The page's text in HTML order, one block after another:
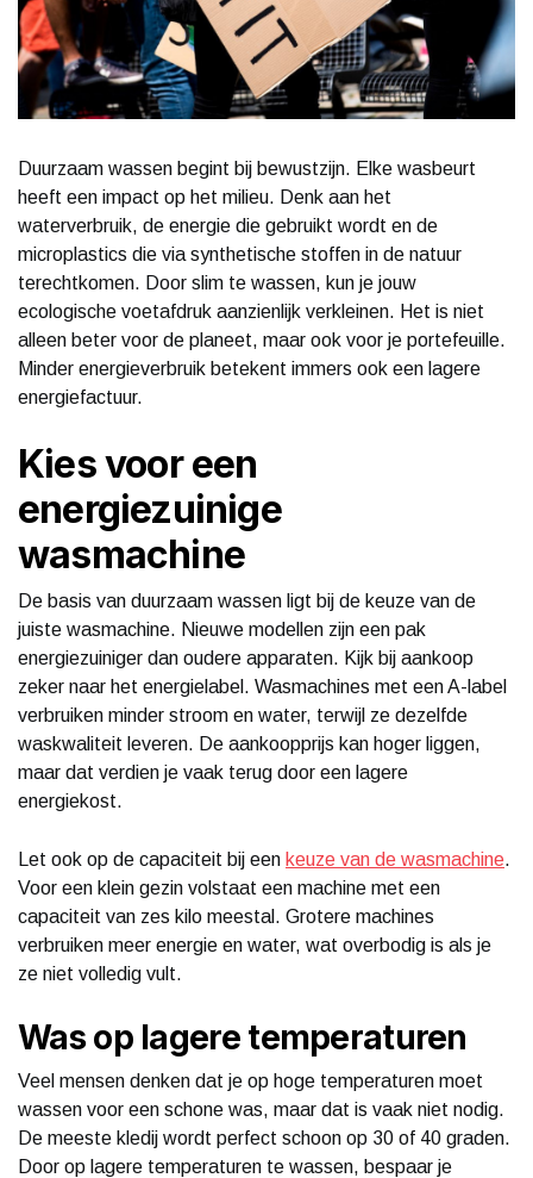
Duurzaam wassen begint bij bewustzijn. Elke wasbeurt
heeft een impact op het milieu. Denk aan het
waterverbruik, de energie die gebruikt wordt en de
microplastics die via synthetische stoffen in de natuur
terechtkomen. Door slim te wassen, kun je jouw
ecologische voetafdruk aanzienlijk verkleinen. Het is niet
alleen beter voor de planeet, maar ook voor je portefeuille.
Minder energieverbruik betekent immers ook een lagere
energiefactuur.
Kies voor een
energiezuinige
wasmachine
De basis van duurzaam wassen ligt bij de keuze van de
juiste wasmachine. Nieuwe modellen zijn een pak
energiezuiniger dan oudere apparaten. Kijk bij aankoop
zeker naar het energielabel. Wasmachines met een A-label
verbruiken minder stroom en water, terwijl ze dezelfde
waskwaliteit leveren. De aankoopprijs kan hoger liggen,
maar dat verdien je vaak terug door een lagere
energiekost.
Let ook op de capaciteit bij een keuze van de wasmachine.
Voor een klein gezin volstaat een machine met een
capaciteit van zes kilo meestal. Grotere machines
verbruiken meer energie en water, wat overbodig is als je
ze niet volledig vult.
Was op lagere temperaturen
Veel mensen denken dat je op hoge temperaturen moet
wassen voor een schone was, maar dat is vaak niet nodig.
De meeste kledij wordt perfect schoon op 30 of 40 graden.
Door op lagere temperaturen te wassen, bespaar je